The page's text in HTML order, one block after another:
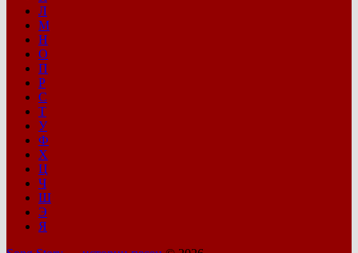
Л
М
Н
О
П
Р
С
Т
У
Ф
Х
Ц
Ч
Ш
Э
Я